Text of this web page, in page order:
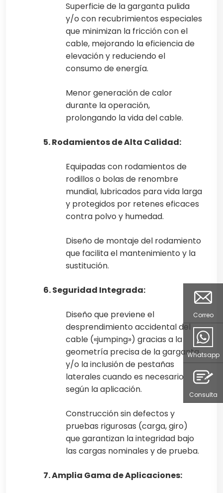
Superficie de la garganta pulida
y/o con recubrimientos especiales
que minimizan la fricción con el
cable, mejorando la eficiencia de
elevación y reduciendo el
consumo de energía.
Menor generación de calor
durante la operación,
prolongando la vida del cable.
5. Rodamientos de Alta Calidad:
Equipadas con rodamientos de
rodillos o bolas de renombre
mundial, lubricados para vida larga
y protegidos por retenes eficaces
contra polvo y humedad.
Diseño de montaje del rodamiento
que facilita el mantenimiento y la
sustitución.
6. Seguridad Integrada:
Diseño que previene el
desprendimiento accidental del
cable («jumping») gracias a la
geometría precisa de la garganta
y/o la inclusión de pestañas
laterales cuando es necesario
según la aplicación.
Construcción sin defectos y
pruebas rigurosas (carga, giro)
que garantizan la integridad bajo
las cargas nominales y de prueba.
7. Amplia Gama de Aplicaciones:
Correo
Whatsapp
Consulta